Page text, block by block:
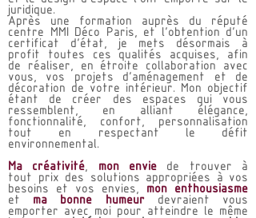
juridique.
Après une formation auprès du réputé
centre MMI Déco Paris, et l’obtention d’un
certificat d’état, je mets désormais à
profit toutes ces qualités acquises, afin
de réaliser, en étroite collaboration avec
vous, vos projets d’aménagement et de
décoration de votre intérieur. Mon objectif
étant de créer des espaces qui vous
ressemblent, en alliant élégance,
fonctionnalité, confort, personnalisation
tout en respectant le défit
environnemental.
Ma créativité, mon envie de trouver à
tout prix des solutions appropriées à vos
besoins et vos envies, mon enthousiasme
et ma bonne humeurdevraient vous
emporter avec moi pour atteindre le même